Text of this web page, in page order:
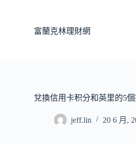
富蘭克林理財網
兌換信用卡积分和英里的5
jeff.lin 20 6 月,